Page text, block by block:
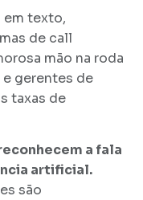
em texto,
de call
mão na roda
e gerentes de
taxas de
a fala
artificial.
são